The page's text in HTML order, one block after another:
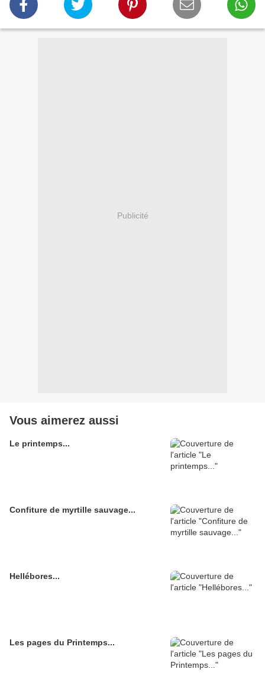
Publicité
Vous aimerez aussi
Le printemps...
Confiture de myrtille sauvage...
Hellébores...
Les pages du Printemps...